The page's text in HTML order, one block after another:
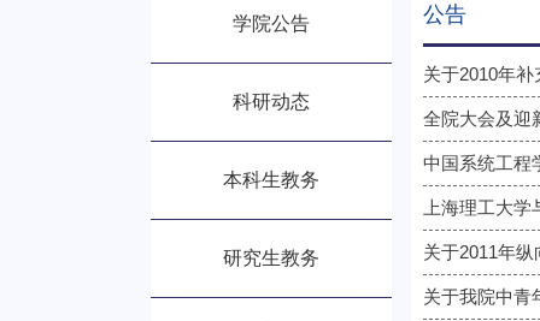
学院公告
科研动态
本科生教务
研究生教务
公告
关于2010年
全院大会及迎
中国系统工程
上海理工大
关于2011年
关于我院中青